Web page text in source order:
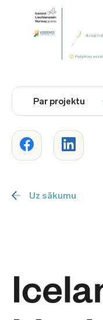
Par projektu
Uz sākumu